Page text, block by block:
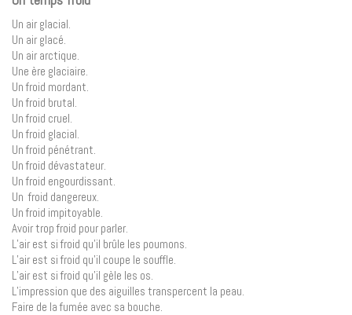
Un air glacial.
Un air glacé.
Un air arctique.
Une ère glaciaire.
Un froid mordant.
Un froid brutal.
Un froid cruel.
Un froid glacial.
Un froid pénétrant.
Un froid dévastateur.
Un froid engourdissant.
Un froid dangereux.
Un froid impitoyable.
Avoir trop froid pour parler.
L’air est si froid qu’il brûle les poumons.
L’air est si froid qu’il coupe le souffle.
L’air est si froid qu’il gèle les os.
L’impression que des aiguilles transpercent la peau.
Faire de la fumée avec sa bouche.